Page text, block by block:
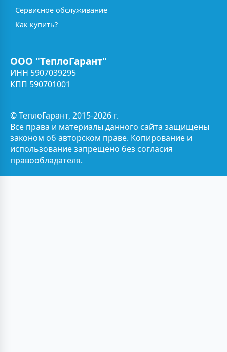
Сервисное обслуживание
Как купить?
ООО "ТеплоГарант"
ИНН 5907039295
КПП 590701001
© ТеплоГарант, 2015-2026 г.
Все права и материалы данного сайта защищены
законом об авторском праве. Копирование и
использование запрещено без согласия
правообладателя.